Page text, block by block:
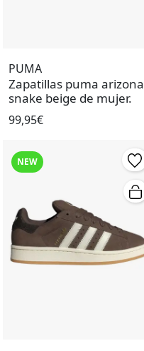
PUMA
Zapatillas puma arizona
snake beige de mujer.
99,95€
NEW